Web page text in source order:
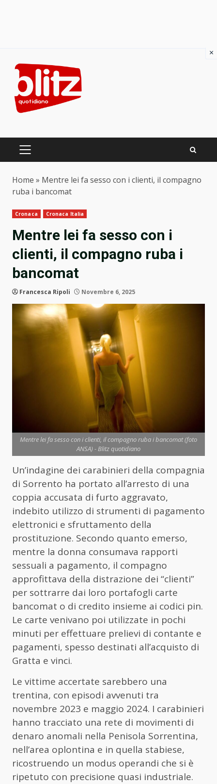
content
PRIMARY
Home » Mentre lei fa sesso con i clienti, il compagno
ruba i bancomat
Cronaca Cronaca Italia
Mentre lei fa sesso con i
clienti, il compagno ruba i
bancomat
Francesca Ripoli Novembre 6, 2025
Mentre lei fa sesso con i clienti, il compagno ruba i bancomat (foto
ANSA) - Blitz quotidiano
Un’indagine dei carabinieri della compagnia
di Sorrento ha portato all’arresto di una
coppia accusata di furto aggravato,
indebito utilizzo di strumenti di pagamento
elettronici e sfruttamento della
prostituzione. Secondo quanto emerso,
mentre la donna consumava rapporti
sessuali a pagamento, il compagno
approfittava della distrazione dei “clienti”
per sottrarre dai loro portafogli carte
bancomat o di credito insieme ai codici pin.
Le carte venivano poi utilizzate in pochi
minuti per effettuare prelievi di contante e
pagamenti, spesso destinati all’acquisto di
Gratta e vinci.
Le vittime accertate sarebbero una
trentina, con episodi avvenuti tra
novembre 2023 e maggio 2024. I carabinieri
hanno tracciato una rete di movimenti di
denaro anomali nella Penisola Sorrentina,
nell’area oplontina e in quella stabiese,
ricostruendo un modus operandi che si è
ripetuto con precisione quasi industriale.
×